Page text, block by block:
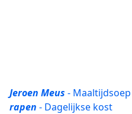
Jeroen Meus -
rapen - Dagelijkse kost